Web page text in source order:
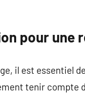
pour une
il est essentiel
tenir compte